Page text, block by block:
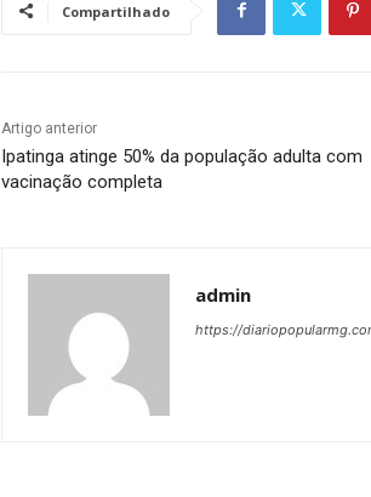
Compartilhado
Artigo anterior
Ipatinga atinge 50% da população adulta com
vacinação completa
admin
https://